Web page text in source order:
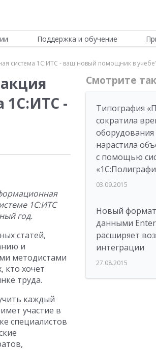
Поддержка и обучение
система 1С:ИТС - ваш новый помощник в
1С:ИТС -
1С:ИТС
год.
статей,
и
методистами
кто хочет
труда.
каждый
участие в
специалистов
Смотрите
Типография
сократила
оборудования
нарастила
с помощью
03.09.2015
Новый
данными
расширяет
интеграции
27.08.2015